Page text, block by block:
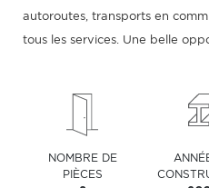
autoroutes, transports en
tous les services. Une belle
NOMBRE DE
PIÈCES